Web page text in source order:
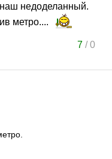
недоделанный.
метро....
7/0